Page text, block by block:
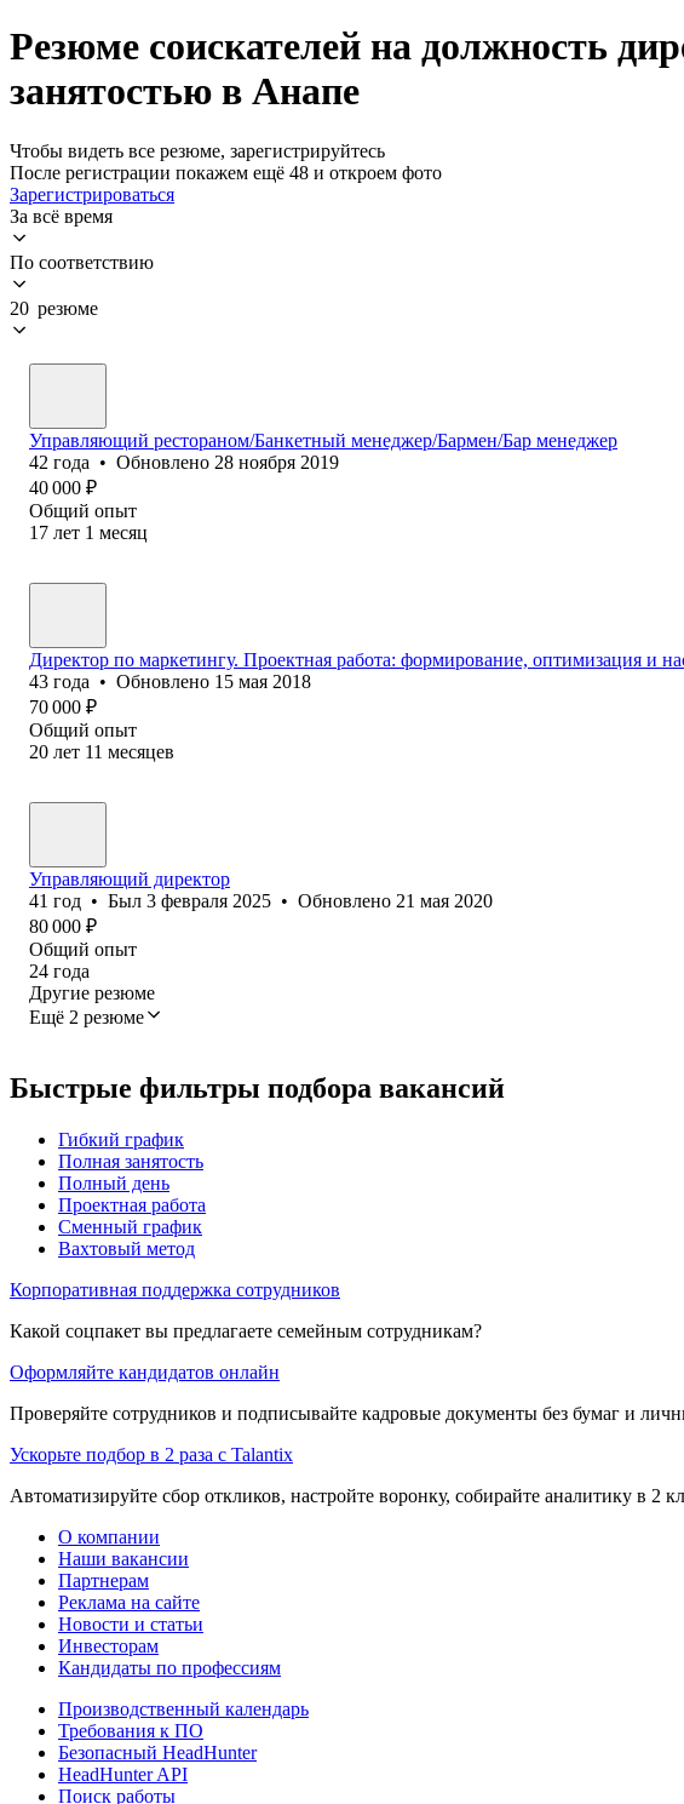
Резюме соискателей на должность
занятостью в Анапе
Чтобы видеть все резюме, зарегистрируйтесь
После регистрации покажем ещё 48 и откроем фото
Зарегистрироваться
За всё время
По соответствию
20 резюме
Управляющий рестораном/Банкетный менеджер/Бармен/Бар менеджер
42 года • Обновлено 28 ноября 2019
40 000 ₽
Общий опыт
17 лет 1 месяц
Директор по маркетингу. Проектная работа: формирование, оптимизация и
43 года • Обновлено 15 мая 2018
70 000 ₽
Общий опыт
20 лет 11 месяцев
Управляющий директор
41 год • Был 3 февраля 2025 • Обновлено 21 мая 2020
80 000 ₽
Общий опыт
24 года
Другие резюме
Ещё 2 резюме
Быстрые фильтры подбора вакансий
Гибкий график
Полная занятость
Полный день
Проектная работа
Сменный график
Вахтовый метод
Корпоративная поддержка сотрудников
Какой соцпакет вы предлагаете семейным сотрудникам?
Оформляйте кандидатов онлайн
Проверяйте сотрудников и подписывайте кадровые документы без бумаг и
Ускорьте подбор в 2 раза с Talantix
Автоматизируйте сбор откликов, настройте воронку, собирайте аналитику в 2
О компании
Наши вакансии
Партнерам
Реклама на сайте
Новости и статьи
Инвесторам
Кандидаты по профессиям
Производственный календарь
Требования к ПО
Безопасный HeadHunter
HeadHunter API
Поиск работы